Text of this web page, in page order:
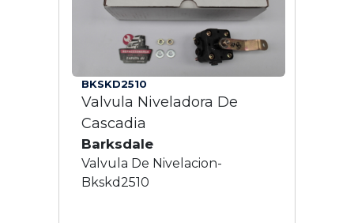
BKSKD2510
Valvula Niveladora De
Cascadia
Barksdale
Valvula De Nivelacion-
Bkskd2510